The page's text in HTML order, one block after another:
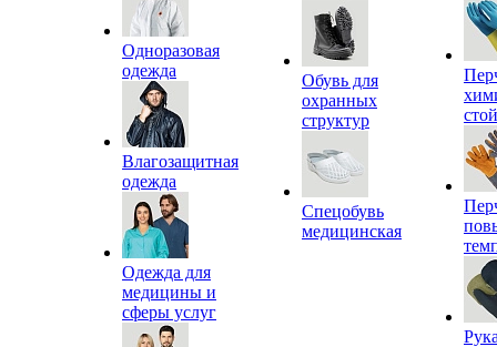
Одноразовая
одежда
Влагозащитная
одежда
Одежда для
медицины и
сферы услуг
Обувь для
охранных
структур
Спецобувь
медицинская